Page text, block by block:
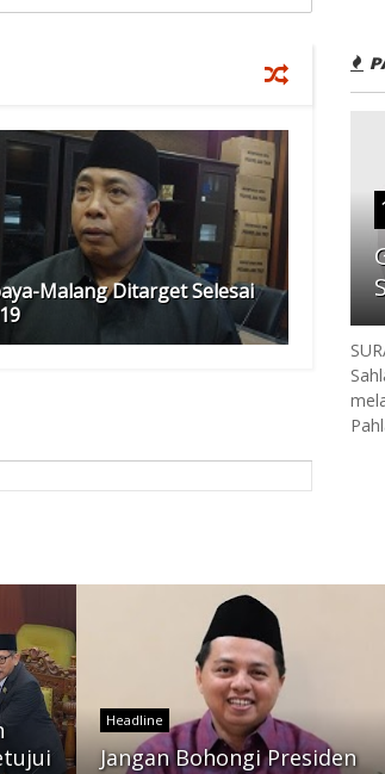
Malang Ditarget Selesai
Headline
Jangan Bohongi Presiden